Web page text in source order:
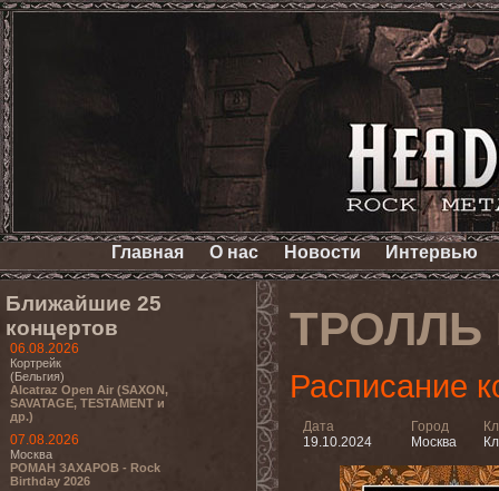
Главная О нас Новости Интервью
Ближайшие 25
концертов
06.08.2026
Кортрейк
(Бельгия)
Alcatraz Open Air (SAXON,
SAVATAGE, TESTAMENT и
др.)
07.08.2026
Москва
РОМАН ЗАХАРОВ - Rock
Birthday 2026
ТРОЛЛЬ
Расписание
Дата
19.10.2024
Город
Москва